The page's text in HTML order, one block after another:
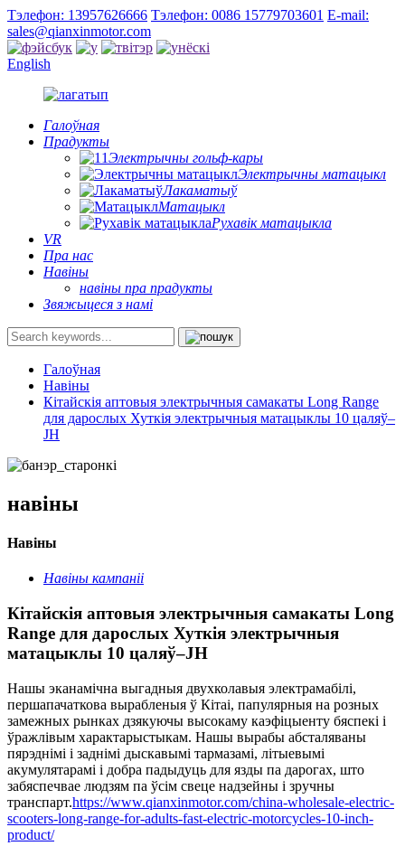
Тэлефон: 13957626666 Тэлефон: 0086 15779703601 E-mail:
sales@qianxinmotor.com
English
Галоўная
Прадукты
Электрычны гольф-кары
Электрычны матацыкл
Лакаматыў
Матацыкл
Рухавік матацыкла
VR
Пра нас
Навіны
навіны пра прадукты
Звяжыцеся з намі
Галоўная
Навіны
Кітайскія аптовыя электрычныя самакаты Long Range
для дарослых Хуткія электрычныя матацыклы 10 цаляў–
JH
навіны
Навіны
Навіны кампаніі
Кітайскія аптовыя электрычныя самакаты Long
Range для дарослых Хуткія электрычныя
матацыклы 10 цаляў–JH
Нашы эканамічна выгадныя двухколавыя электрамабілі,
першапачаткова вырабленыя ў Кітаі, папулярныя на розных
замежных рынках дзякуючы высокаму каэфіцыенту бяспекі і
ўражлівым характарыстыкам. Нашы вырабы абсталяваны
пярэднімі і заднімі дыскавымі тармазамі, літыевымі
акумулятарамі і добра падыдуць для язды па дарогах, што
забяспечвае людзям па ўсім свеце надзейны і зручны
транспарт.https://www.qianxinmotor.com/china-wholesale-electric-
scooters-long-range-for-adults-fast-electric-motorcycles-10-inch-
product/